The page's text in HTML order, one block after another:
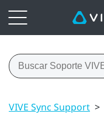
VIVE Sync Support >